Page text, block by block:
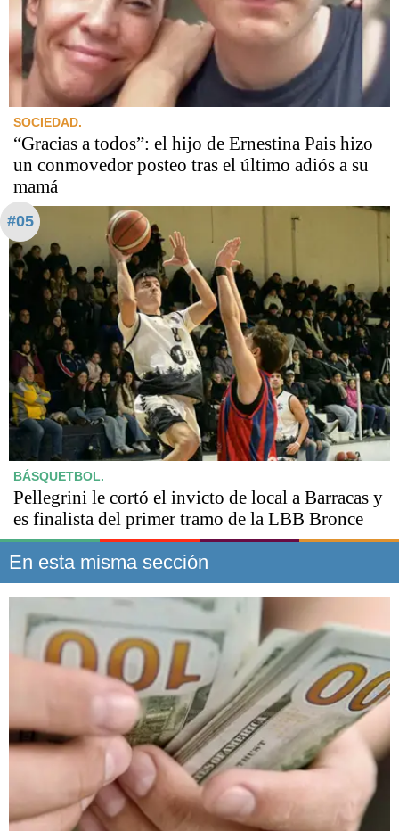
SOCIEDAD.
“Gracias a todos”: el hijo de Ernestina Pais hizo
un conmovedor posteo tras el último adiós a su
mamá
#05
BÁSQUETBOL.
Pellegrini le cortó el invicto de local a Barracas y
es finalista del primer tramo de la LBB Bronce
En esta misma sección